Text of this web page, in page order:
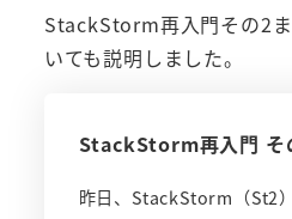
StackStorm再入門その2
いても説明しました。
StackStorm再入門 そ
昨日、StackStorm（